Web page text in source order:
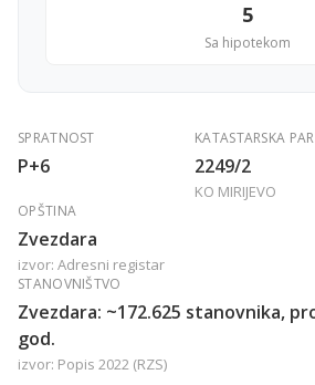
5
Sa hipotekom
SPRATNOST
P+6
KATASTARSKA
2249/2
KO MIRIJEVO
OPŠTINA
Zvezdara
izvor: Adresni registar
STANOVNIŠTVO
Zvezdara: ~172.625 stanovnika,
god.
izvor: Popis 2022 (RZS)